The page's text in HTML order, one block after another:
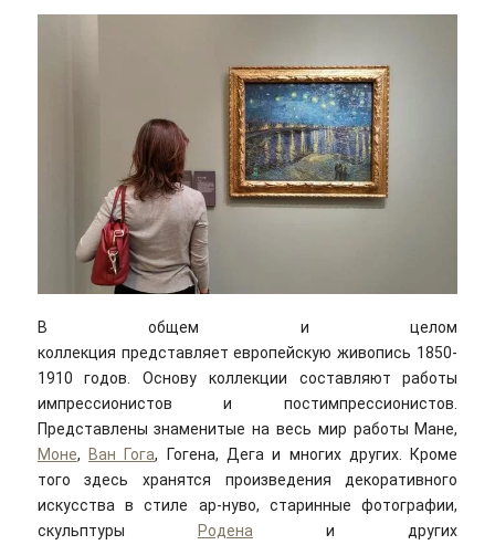
В общем и целом
коллекция представляет европейскую живопись 1850-
1910 годов. Основу коллекции составляют работы
импрессионистов и постимпрессионистов.
Представлены знаменитые на весь мир работы Мане,
Моне, Ван Гога, Гогена, Дега и многих других. Кроме
того здесь хранятся произведения декоративного
искусства в стиле ар-нуво, старинные фотографии,
скульптуры
Родена и других